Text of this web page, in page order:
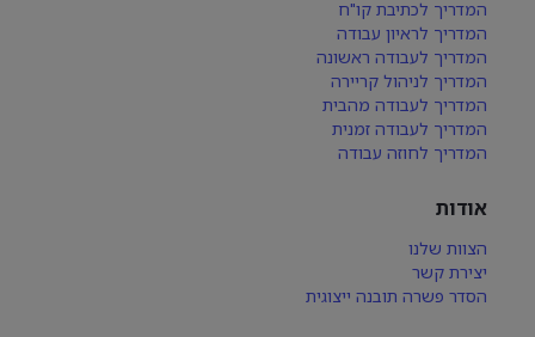
המדריך לכתיבת קו"ח
המדריך לראיון עבודה
המדריך לעבודה ראשונה
המדריך לניהול קריירה
המדריך לעבודה מהבית
המדריך לעבודה זמנית
המדריך לחוזה עבודה
אודות
הצוות שלנו
יצירת קשר
הסדר פשרה תובנה ייצוגית